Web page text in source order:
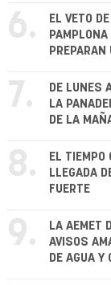
6.
EL VETO
7.
DE LUNES
LA
DE LA
8.
EL TIEMPO
LLEGADA
FUERTE
9.
LA AEMET
AVISOS
DE AGUA Y